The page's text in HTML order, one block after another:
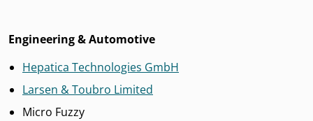
Engineering & Automotive
Hepatica Technologies GmbH
Larsen & Toubro Limited
Micro Fuzzy